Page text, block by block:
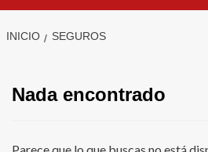
INICIO SEGUROS
Nada encontrado